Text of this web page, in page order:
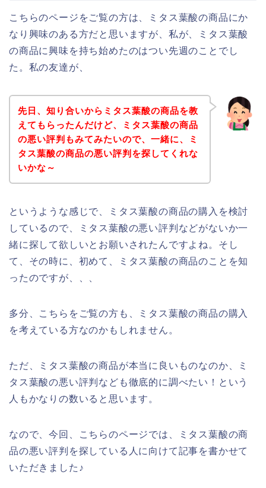
こちらのページをご覧の方は、ミタス葉酸の商品にか
なり興味のある方だと思いますが、私が、ミタス葉酸
の商品に興味を持ち始めたのはつい先週のことでし
た。私の友達が、
先日、知り合いからミタス葉酸の商品を教
えてもらったんだけど、ミタス葉酸の商品
の悪い評判もみてみたいので、一緒に、ミ
タス葉酸の商品の悪い評判を探してくれな
いかな～
というような感じで、ミタス葉酸の商品の購入を検討
しているので、ミタス葉酸の悪い評判などがないか一
緒に探して欲しいとお願いされたんですよね。そし
て、その時に、初めて、ミタス葉酸の商品のことを知
ったのですが、、、
多分、こちらをご覧の方も、ミタス葉酸の商品の購入
を考えている方なのかもしれません。
ただ、ミタス葉酸の商品が本当に良いものなのか、ミ
タス葉酸の悪い評判なども徹底的に調べたい！という
人もかなりの数いると思います。
なので、今回、こちらのページでは、ミタス葉酸の商
品の悪い評判を探している人に向けて記事を書かせて
いただきました♪